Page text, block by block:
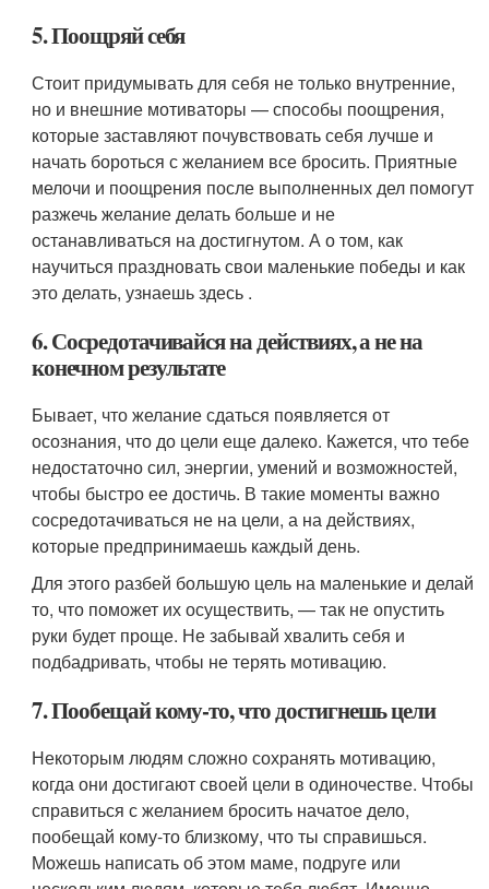
5. Поощряй себя
Стоит придумывать для себя не только внутренние,
но и внешние мотиваторы — способы поощрения,
которые заставляют почувствовать себя лучше и
начать бороться с желанием все бросить. Приятные
мелочи и поощрения после выполненных дел помогут
разжечь желание делать больше и не
останавливаться на достигнутом. А о том, как
научиться праздновать свои маленькие победы и как
это делать, узнаешь здесь .
6. Сосредотачивайся на действиях, а не на
конечном результате
Бывает, что желание сдаться появляется от
осознания, что до цели еще далеко. Кажется, что тебе
недостаточно сил, энергии, умений и возможностей,
чтобы быстро ее достичь. В такие моменты важно
сосредотачиваться не на цели, а на действиях,
которые предпринимаешь каждый день.
Для этого разбей большую цель на маленькие и делай
то, что поможет их осуществить, — так не опустить
руки будет проще. Не забывай хвалить себя и
подбадривать, чтобы не терять мотивацию.
7. Пообещай кому-то, что достигнешь цели
Некоторым людям сложно сохранять мотивацию,
когда они достигают своей цели в одиночестве. Чтобы
справиться с желанием бросить начатое дело,
пообещай кому-то близкому, что ты справишься.
Можешь написать об этом маме, подруге или